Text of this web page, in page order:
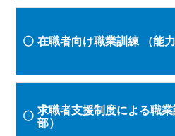
在職者向け職業訓練 （能
求職者支援制度による職
部）